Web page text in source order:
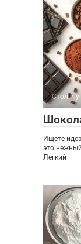
Стол и
Ищете
это
Легкий